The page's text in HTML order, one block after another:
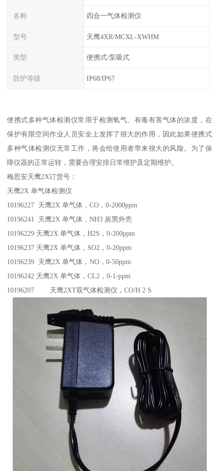
名称 四合一气体检测仪
型号 天鹰4XR/MCXL-XWHM
类型 便携式/泵吸式
防护等级 IP68/IP67
便携式多种气体检测仪常用于检测氧气、有毒有害气体的浓度，在
保护有限空间作业人员安全上发挥了很大的作用，因此如果便携式
多种气体检测仪无常工作，将会给使用者带来很大的风险。为了保
障仪器的正常运转，需要合理安排日常维护及定期维护。
梅思安天鹰2X订货号：
天鹰2X 单气体检测仪
10196227 天鹰2X 单气体，CO，0-2000ppm
10196241 天鹰2X 单气体，NH3 炭黑外壳
10196229 天鹰2X 单气体，H2S，0-200ppm
10196237 天鹰2X 单气体，SO2，0-20ppm
10196239 天鹰2X 单气体，NO，0-50ppm
10196242 天鹰2X 单气体，CL2，0-1-ppm
10196207 天鹰2XT双气体检测仪，CO/H 2 S